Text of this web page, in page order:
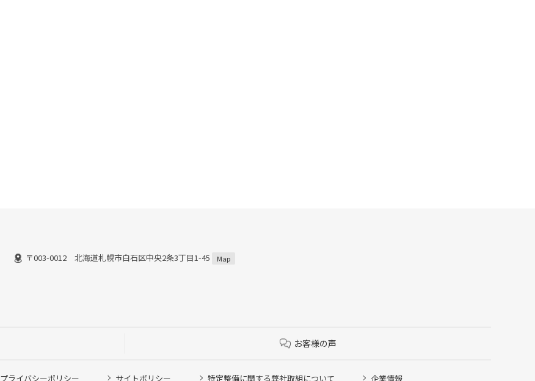
〒003-0012 北海道札幌市白石区中央2条3丁目1-45 Map
お客様の声
プライバシーポリシー サイトポリシー 特定整備に関する弊社取組について 企業情報